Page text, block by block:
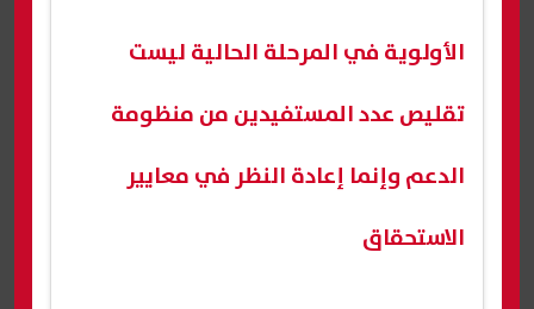
الأولوية في المرحلة الحالية ليست
تقليص عدد المستفيدين من منظومة
الدعم وإنما إعادة النظر في معايير
الاستحقاق